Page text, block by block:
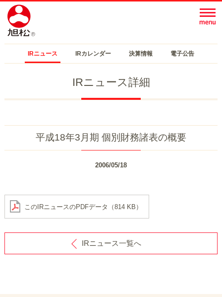
IRニュース IRカレンダー 決算情報 電子公告
IRニュース詳細
平成18年3月期 個別財務諸表の概要
2006/05/18
このIRニュースのPDFデータ（814 KB）
IRニュース一覧へ